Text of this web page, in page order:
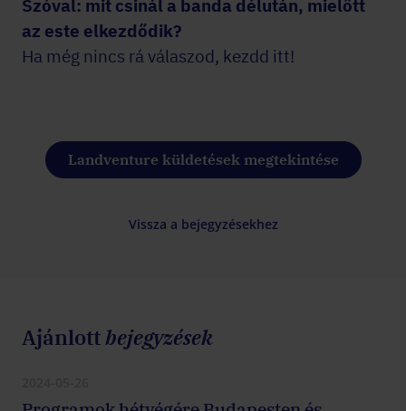
Szóval: mit csinál a banda délután, mielőtt
az este elkezdődik?
Ha még nincs rá válaszod, kezdd itt!
Landventure küldetések megtekintése
Vissza a bejegyzésekhez
Ajánlottbejegyzések